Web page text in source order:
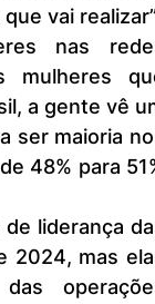
vai
mulheres
a gente vê
ser maioria
48% para
2024, mas